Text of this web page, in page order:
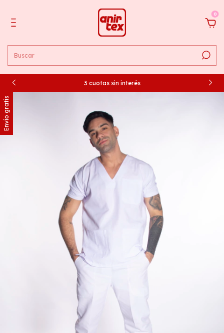
0
3 cuotas sin interés
Envío gratis